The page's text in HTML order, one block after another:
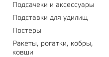
Подсачеки и аксессуары
Подставки для удилищ
Постеры
Ракеты, рогатки, кобры,
ковши